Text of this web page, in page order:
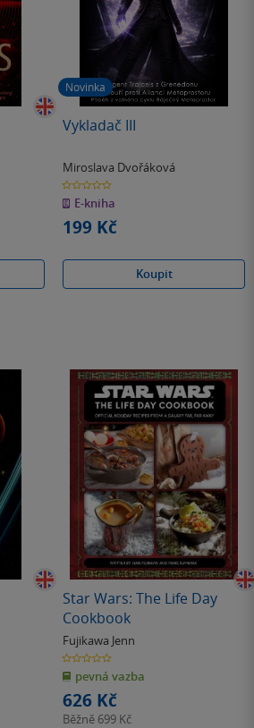
Novinka
Vykladač III
Miroslava Dvořáková
0.0
z
5
hvězdiček
E-kniha
199 Kč
Koupit
Star Wars: The Life Day
Cookbook
Fujikawa Jenn
0.0
z
5
hvězdiček
pevná vazba
626 Kč
Běžně 699 Kč